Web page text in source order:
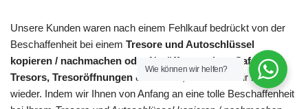
Unsere Kunden waren nach einem Fehlkauf bedrückt von der
Beschaffenheit bei einem Tresore und Autoschlüssel
kopieren / nachmachen oder Notöffnung eines Safes /
Tresors, Tresoröffnungen & Tresore
, das hören wir immer
wieder. Indem wir Ihnen von Anfang an eine tolle Beschaffenheit
Wie können wir helfen?